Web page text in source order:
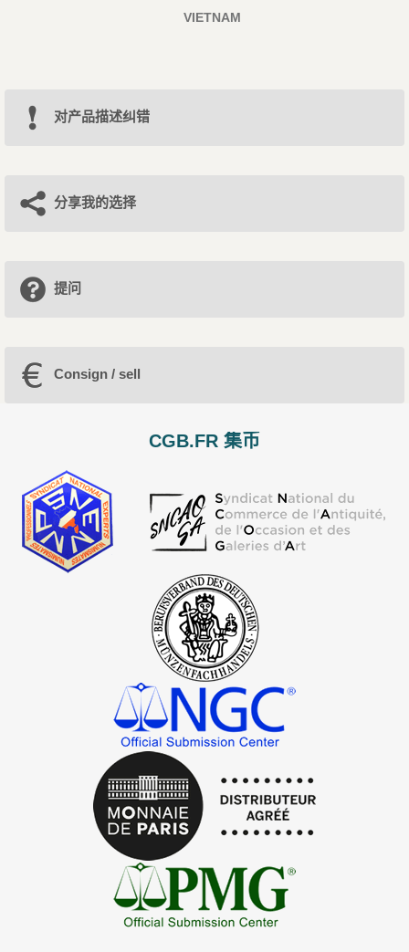
VIETNAM
对产品描述纠错
分享我的选择
提问
Consign / sell
CGB.FR 集币